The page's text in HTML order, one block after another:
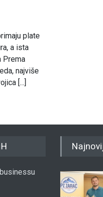
plate
a ista
Prema
najviše
[...]